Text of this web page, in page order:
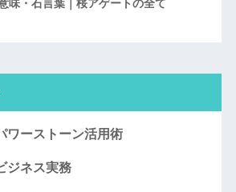
味・石言葉｜桜アゲートの全て
ワーストーン活用術
ジネス実務